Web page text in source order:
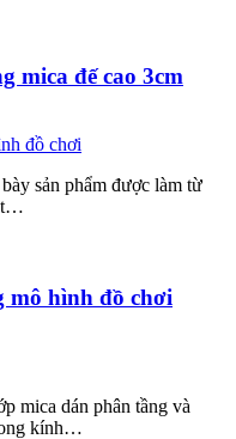
mica đế cao 3cm
sản phẩm được làm từ
mô hình đồ chơi
mica dán phân tầng và
kính…